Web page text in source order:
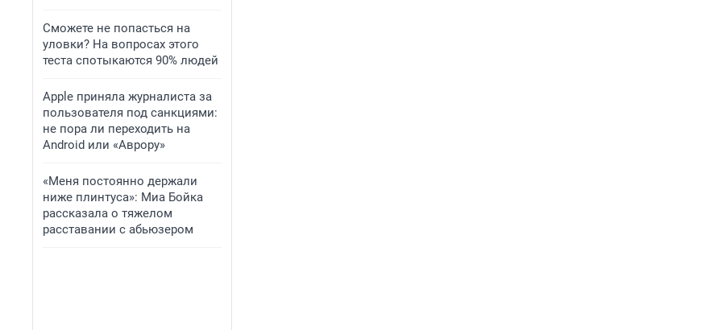
Сможете не попасться на
уловки? На вопросах этого
теста спотыкаются 90% людей
Apple приняла журналиста за
пользователя под санкциями:
не пора ли переходить на
Android или «Аврору»
«Меня постоянно держали
ниже плинтуса»: Миа Бойка
рассказала о тяжелом
расставании с абьюзером